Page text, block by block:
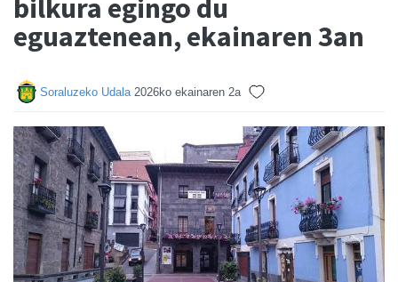
bilkura egingo du
eguaztenean, ekainaren 3an
Soraluzeko Udala 2026ko ekainaren 2a